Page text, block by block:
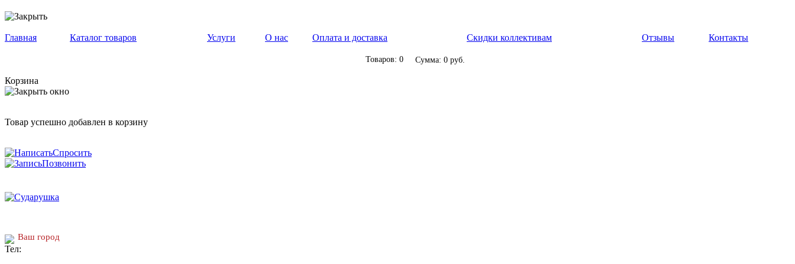
Главная Каталог товаров Услуги О нас Оплата и доставка Скидки коллективам Отзывы Контакты
Товаров: 0 Сумма: 0 руб.
Корзина
Товар успешно добавлен в корзину
Спросить
Позвонить
Ваш город